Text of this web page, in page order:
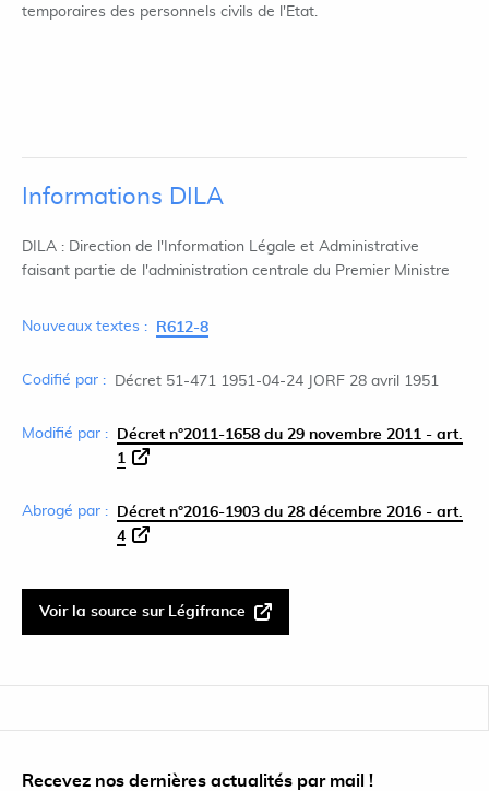
temporaires des personnels civils de l'Etat.
Informations DILA
DILA : Direction de l'Information Légale et Administrative
faisant partie de l'administration centrale du Premier Ministre
Nouveaux textes : R612-8
Codifié par : Décret 51-471 1951-04-24 JORF 28 avril 1951
Modifié par :
Décret n°2011-1658 du 29 novembre 2011 - art.
1
Abrogé par :
Décret n°2016-1903 du 28 décembre 2016 - art.
4
Voir la source sur Légifrance
Recevez nos dernières actualités par mail !